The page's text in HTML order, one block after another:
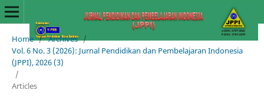
Home / Archives /
Vol. 6 No. 3 (2026): Jurnal Pendidikan dan Pembelajaran Indonesia
(JPPI), 2026 (3)
/
Articles